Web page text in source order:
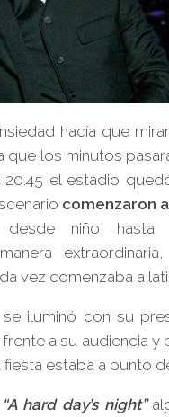
hacía que
que los minutos
el estadio
comenzaron
desde niño hasta
vez comenzaba a
se iluminó con su
a su audiencia y
fiesta estaba a punto
“A hard day’s night”